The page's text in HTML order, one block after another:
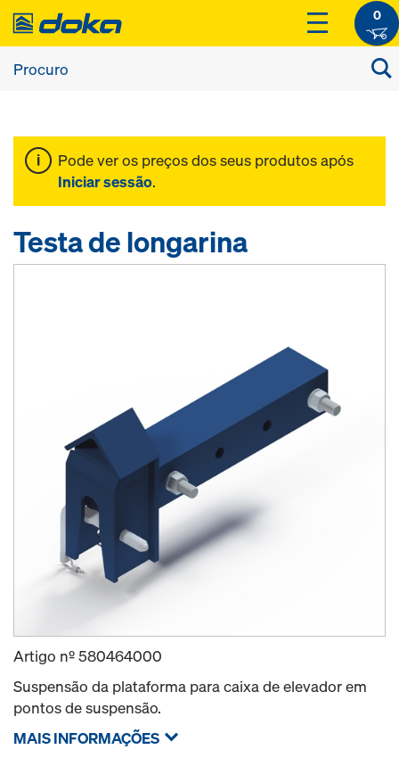
0
Pode ver os preços dos seus produtos após
Iniciar sessão.
Testa de longarina
Artigo nº580464000
Suspensão da plataforma para caixa de elevador em
pontos de suspensão.
MAIS INFORMAÇÕES